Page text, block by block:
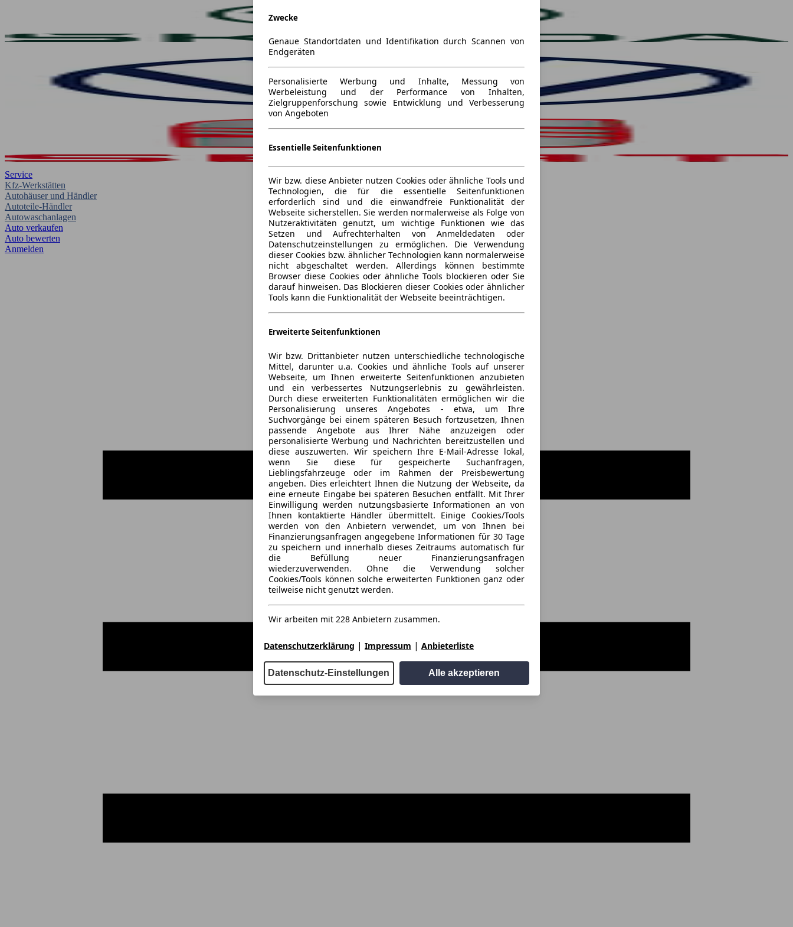
Service
Kfz-Werkstätten
Autohäuser und Händler
Autoteile-Händler
Autowaschanlagen
Auto verkaufen
Auto bewerten
Anmelden
Zwecke
Genaue Standortdaten und Identifikation durch Scannen von
Endgeräten
Personalisierte Werbung und Inhalte, Messung von
Werbeleistung und der Performance von Inhalten,
Zielgruppenforschung sowie Entwicklung und Verbesserung
von Angeboten
Essentielle Seitenfunktionen
Wir bzw. diese Anbieter nutzen Cookies oder ähnliche Tools und
Technologien, die für die essentielle Seitenfunktionen
erforderlich sind und die einwandfreie Funktionalität der
Webseite sicherstellen. Sie werden normalerweise als Folge von
Nutzeraktivitäten genutzt, um wichtige Funktionen wie das
Setzen und Aufrechterhalten von Anmeldedaten oder
Datenschutzeinstellungen zu ermöglichen. Die Verwendung
dieser Cookies bzw. ähnlicher Technologien kann normalerweise
nicht abgeschaltet werden. Allerdings können bestimmte
Browser diese Cookies oder ähnliche Tools blockieren oder Sie
darauf hinweisen. Das Blockieren dieser Cookies oder ähnlicher
Tools kann die Funktionalität der Webseite beeinträchtigen.
Erweiterte Seitenfunktionen
Wir bzw. Drittanbieter nutzen unterschiedliche technologische
Mittel, darunter u.a. Cookies und ähnliche Tools auf unserer
Webseite, um Ihnen erweiterte Seitenfunktionen anzubieten
und ein verbessertes Nutzungserlebnis zu gewährleisten.
Durch diese erweiterten Funktionalitäten ermöglichen wir die
Personalisierung unseres Angebotes - etwa, um Ihre
Suchvorgänge bei einem späteren Besuch fortzusetzen, Ihnen
passende Angebote aus Ihrer Nähe anzuzeigen oder
personalisierte Werbung und Nachrichten bereitzustellen und
diese auszuwerten. Wir speichern Ihre E-Mail-Adresse lokal,
wenn Sie diese für gespeicherte Suchanfragen,
Lieblingsfahrzeuge oder im Rahmen der Preisbewertung
angeben. Dies erleichtert Ihnen die Nutzung der Webseite, da
eine erneute Eingabe bei späteren Besuchen entfällt. Mit Ihrer
Einwilligung werden nutzungsbasierte Informationen an von
Ihnen kontaktierte Händler übermittelt. Einige Cookies/Tools
werden von den Anbietern verwendet, um von Ihnen bei
Finanzierungsanfragen angegebene Informationen für 30 Tage
zu speichern und innerhalb dieses Zeitraums automatisch für
die Befüllung neuer Finanzierungsanfragen
wiederzuverwenden. Ohne die Verwendung solcher
Cookies/Tools können solche erweiterten Funktionen ganz oder
teilweise nicht genutzt werden.
Wir arbeiten mit 228 Anbietern zusammen.
Datenschutzerklärung | Impressum | Anbieterliste
Datenschutz-Einstellungen Alle akzeptieren